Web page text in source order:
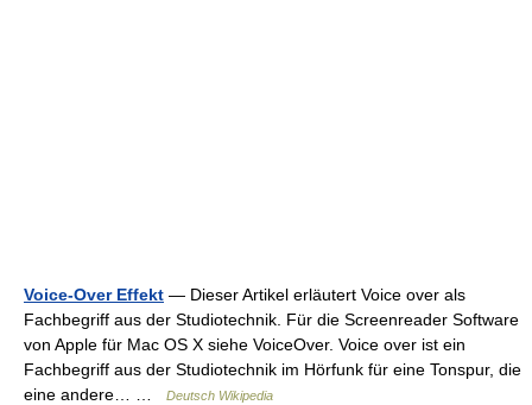
Voice-Over Effekt — Dieser Artikel erläutert Voice over als
Fachbegriff aus der Studiotechnik. Für die Screenreader Software
von Apple für Mac OS X siehe VoiceOver. Voice over ist ein
Fachbegriff aus der Studiotechnik im Hörfunk für eine Tonspur, die
eine andere… …
Deutsch Wikipedia